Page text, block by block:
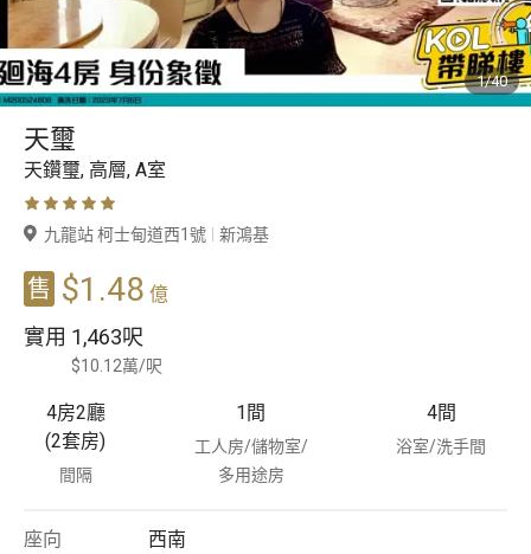
豪宅報告
豪宅資訊
更多樓盤
豪宅專家
豪宅分行
1/40
天璽
天鑽璽, 高層, A室
九龍站 柯士甸道西1號 新鴻基
售 $1.48 億
實用 1,463呎
$10.12萬/呎
4房2廳
(2套房)
間隔
1 間
工人房/儲物室/
多用途房
4間
浴室/洗手間
座向
西南